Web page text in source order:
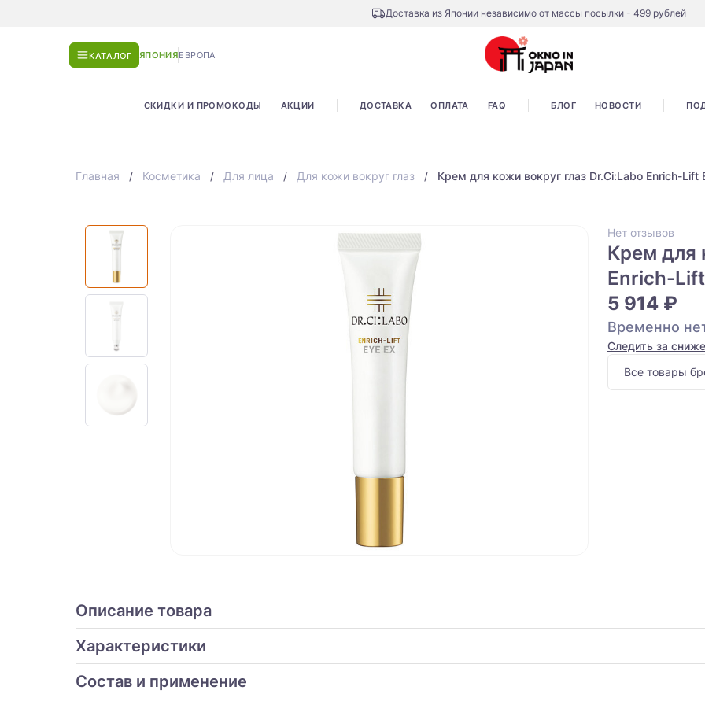
Доставка из Японии независимо от массы посылки - 499 рублей
КАТАЛОГ ЯПОНИЯЕВРОПА
СКИДКИ И ПРОМОКОДЫ АКЦИИ ДОСТАВКА ОПЛАТА FAQ БЛОГ НОВОСТИ
Главная Косметика Для лица Для кожи вокруг глаз Крем для кожи вокруг глаз Dr.Ci:Labo Enrich-Lift
Нет отзывов
Крем для
Enrich-
5 914 ₽
Временно
Следить за
Все товары
Описание товара
Характеристики
Состав и применение